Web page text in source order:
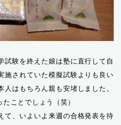
試験を終えた娘は塾に直行して自
施されていた模擬試験よりも良い
人はもちろん親も安堵しました。
ことでしょう（笑）
て、いよいよ来週の合格発表を待